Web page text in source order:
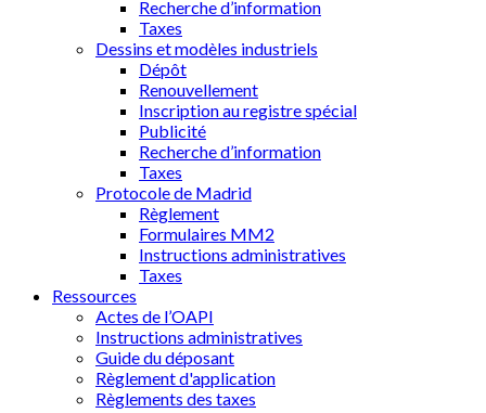
Recherche d’information
Taxes
Dessins et modèles industriels
Dépôt
Renouvellement
Inscription au registre spécial
Publicité
Recherche d’information
Taxes
Protocole de Madrid
Règlement
Formulaires MM2
Instructions administratives
Taxes
Ressources
Actes de l’OAPI
Instructions administratives
Guide du déposant
Règlement d'application
Règlements des taxes